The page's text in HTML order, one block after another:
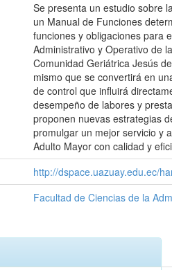
Se presenta un estudio sobre
un Manual de Funciones
funciones y obligaciones para
Administrativo y Operativo de
Comunidad Geriátrica Jesús
mismo que se convertirá en
de control que influirá
desempeño de labores y
proponen nuevas estrategias
promulgar un mejor servicio y
Adulto Mayor con calidad y
http://dspace.uazuay.edu.ec/
Facultad de Ciencias de la